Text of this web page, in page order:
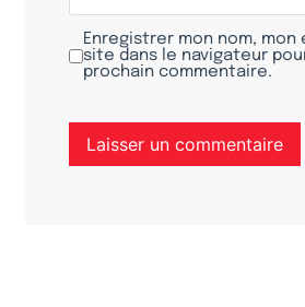
Enregistrer mon nom, mon
site dans le navigateur
prochain commentaire.